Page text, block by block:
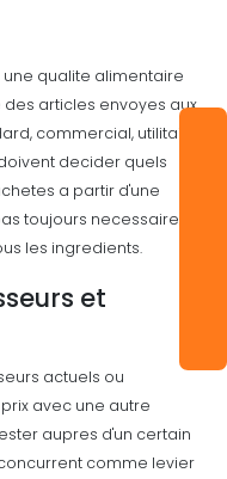
qualite alimentaire
articles envoyes aux
commercial, utilitaire,
decider quels
a partir d'une
toujours necessaire
les ingredients.
et
actuels ou
avec une autre
aupres d'un certain
comme levier